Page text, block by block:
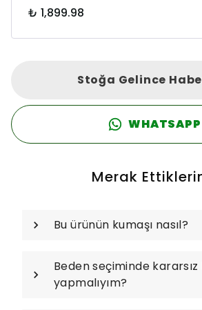
₺ 1,899.98
Stoğa Gelince
WHATSAPP
Merak
Bu ürünün kumaşı nasıl?
Beden seçiminde kararsız
yapmalıyım?